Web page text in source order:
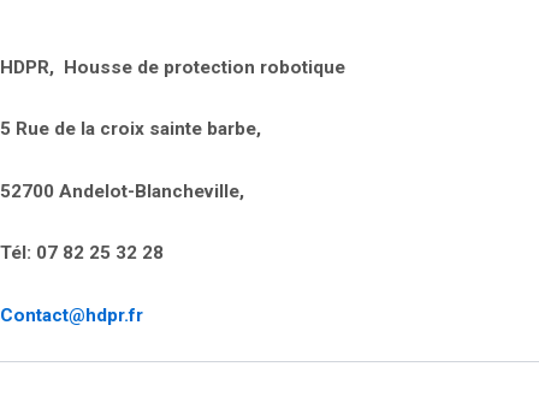
HDPR, Housse de protection robotique
5 Rue de la croix sainte barbe,
52700 Andelot-Blancheville,
Tél: 07 82 25 32 28
Contact@hdpr.fr